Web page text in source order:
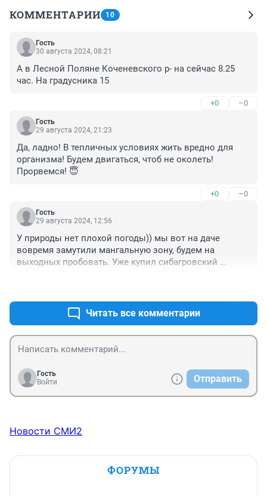
КОММЕНТАРИИ 10
Гость
30 августа 2024, 08:21
А в Лесной Поляне Коченевского р- на сейчас 8.25
час. На градусника 15
+0 –0
Гость
29 августа 2024, 21:23
Да, ладно! В тепличных условиях жить вредно для
организма! Будем двигаться, чтоб не околеть!
Прорвемся! 😇
+0 –0
Гость
29 августа 2024, 12:56
У природы нет плохой погоды)) мы вот на даче
вовремя замутили мангальную зону, будем на
выходных пробовать. Уже купил сибагровский
Читать все комментарии
Гость
Войти
Отправить
Новости СМИ2
ФОРУМЫ